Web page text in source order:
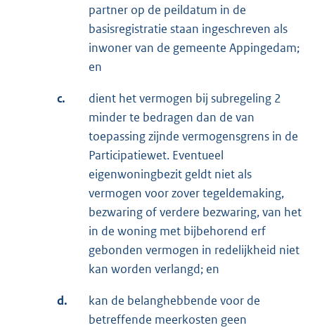
partner op de peildatum in de
basisregistratie staan ingeschreven als
inwoner van de gemeente Appingedam;
en
c.
dient het vermogen bij subregeling 2
minder te bedragen dan de van
toepassing zijnde vermogensgrens in de
Participatiewet. Eventueel
eigenwoningbezit geldt niet als
vermogen voor zover tegeldemaking,
bezwaring of verdere bezwaring, van het
in de woning met bijbehorend erf
gebonden vermogen in redelijkheid niet
kan worden verlangd; en
d.
kan de belanghebbende voor de
betreffende meerkosten geen